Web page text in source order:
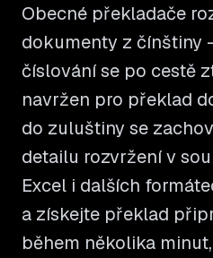
Obecné překladače
dokumenty z čínštiny
číslování se po cestě
navržen pro překlad
do zuluštiny se
detailu rozvržení v
Excel i dalších
a získejte překlad
během několika